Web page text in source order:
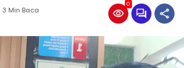
3 Min Baca
0